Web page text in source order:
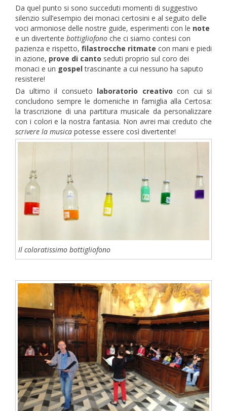
Da quel punto si sono succeduti momenti di suggestivo
silenzio sull’esempio dei monaci certosini e al seguito delle
voci armoniose delle nostre guide, esperimenti con le note
e un divertente bottigliofono che ci siamo contesi con
pazienza e rispetto, filastrocche ritmate con mani e piedi
in azione, prove di canto seduti proprio sul coro dei
monaci e un gospeltrascinante a cui nessuno ha saputo
resistere!
Da ultimo il consueto laboratorio creativo con cui si
concludono sempre le domeniche in famiglia alla Certosa:
la trascrizione di una partitura musicale da personalizzare
con i colori e la nostra fantasia. Non avrei mai creduto che
scrivere la musica potesse essere così divertente!
Il coloratissimo bottigliofono